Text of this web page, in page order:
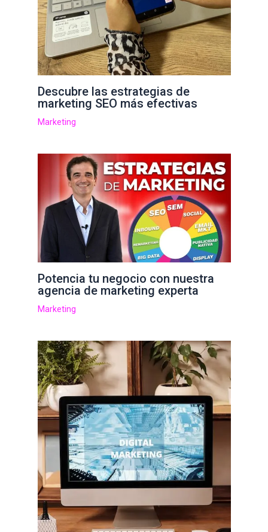
Descubre las estrategias de
marketing SEO más efectivas
Marketing
Potencia tu negocio con nuestra
agencia de marketing experta
Marketing